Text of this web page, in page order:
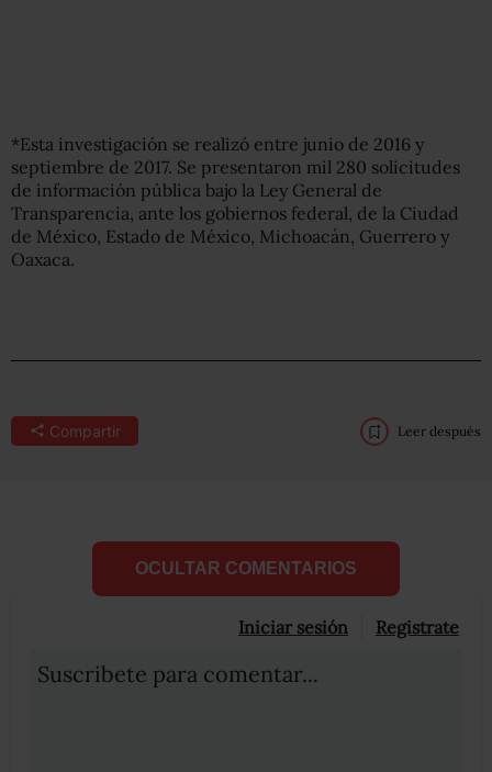
*Esta investigación se realizó entre junio de 2016 y
septiembre de 2017. Se presentaron mil 280 solicitudes
de información pública bajo la Ley General de
Transparencia, ante los gobiernos federal, de la Ciudad
de México, Estado de México, Michoacán, Guerrero y
Oaxaca.
Compartir Leer después
OCULTAR COMENTARIOS
Iniciar sesión Registrate
Suscribete para comentar...